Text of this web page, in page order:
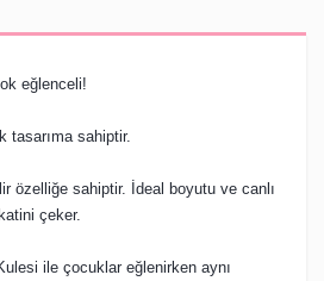
eğlenceli!
tasarıma sahiptir.
özelliğe sahiptir. İdeal boyutu ve canlı
çeker.
ile çocuklar eğlenirken aynı